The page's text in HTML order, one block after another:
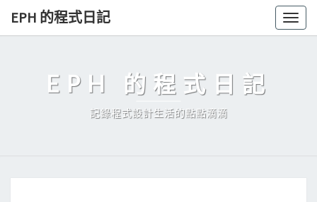
Skip
EPH 的程式日記
EPH 的程式日記
記錄程式設計生活的點點滴滴